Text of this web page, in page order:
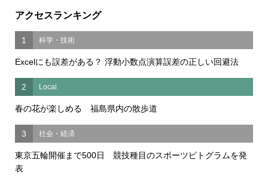
アクセスランキング
1 科学・技術
Excelにも誤差がある？ 浮動小数点演算誤差の正しい回避法
2 Local
春の花が楽しめる 福島県内の散歩道
3 社会・経済
東京五輪開催まで500日 競技種目のスポーツピトグラムを発
表